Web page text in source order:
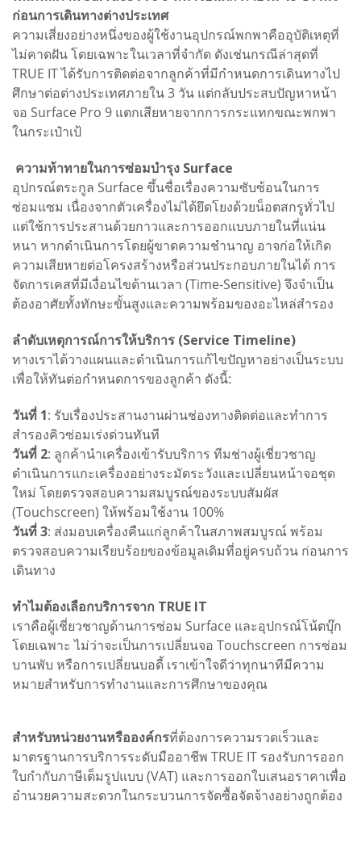
ก่อนการเดินทางต่างประเทศ
ความเสี่ยงอย่างหนึ่งของผู้ใช้งานอุปกรณ์พกพาคืออุบัติเหตุที่
ไม่คาดฝัน โดยเฉพาะในเวลาที่จำกัด ดังเช่นกรณีล่าสุดที่
TRUE IT ได้รับการติดต่อจากลูกค้าที่มีกำหนดการเดินทางไป
ศึกษาต่อต่างประเทศภายใน 3 วัน แต่กลับประสบปัญหาหน้า
จอ Surface Pro 9 แตกเสียหายจากการกระแทกขณะพกพา
ในกระเป๋าเป้
ความท้าทายในการซ่อมบำรุง Surface
อุปกรณ์ตระกูล Surface ขึ้นชื่อเรื่องความซับซ้อนในการ
ซ่อมแซม เนื่องจากตัวเครื่องไม่ได้ยึดโยงด้วยน็อตสกรูทั่วไป
แต่ใช้การประสานด้วยกาวและการออกแบบภายในที่แน่น
หนา หากดำเนินการโดยผู้ขาดความชำนาญ อาจก่อให้เกิด
ความเสียหายต่อโครงสร้างหรือส่วนประกอบภายในได้ การ
จัดการเคสที่มีเงื่อนไขด้านเวลา (Time-Sensitive) จึงจำเป็น
ต้องอาศัยทั้งทักษะขั้นสูงและความพร้อมของอะไหล่สำรอง
ลำดับเหตุการณ์การให้บริการ (Service Timeline)
ทางเราได้วางแผนและดำเนินการแก้ไขปัญหาอย่างเป็นระบบ
เพื่อให้ทันต่อกำหนดการของลูกค้า ดังนี้:
วันที่ 1: รับเรื่องประสานงานผ่านช่องทางติดต่อและทำการ
สำรองคิวซ่อมเร่งด่วนทันที
วันที่ 2: ลูกค้านำเครื่องเข้ารับบริการ ทีมช่างผู้เชี่ยวชาญ
ดำเนินการแกะเครื่องอย่างระมัดระวังและเปลี่ยนหน้าจอชุด
ใหม่ โดยตรวจสอบความสมบูรณ์ของระบบสัมผัส
(Touchscreen) ให้พร้อมใช้งาน 100%
วันที่ 3: ส่งมอบเครื่องคืนแก่ลูกค้าในสภาพสมบูรณ์ พร้อม
ตรวจสอบความเรียบร้อยของข้อมูลเดิมที่อยู่ครบถ้วน ก่อนการ
เดินทาง
ทำไมต้องเลือกบริการจาก TRUE IT
เราคือผู้เชี่ยวชาญด้านการซ่อม Surface และอุปกรณ์โน้ตบุ๊ก
โดยเฉพาะ ไม่ว่าจะเป็นการเปลี่ยนจอ Touchscreen การซ่อม
บานพับ หรือการเปลี่ยนบอดี้ เราเข้าใจดีว่าทุกนาทีมีความ
หมายสำหรับการทำงานและการศึกษาของคุณ
สำหรับหน่วยงานหรือองค์กรที่ต้องการความรวดเร็วและ
มาตรฐานการบริการระดับมืออาชีพ TRUE IT รองรับการออก
ใบกำกับภาษีเต็มรูปแบบ (VAT) และการออกใบเสนอราคาเพื่อ
อำนวยความสะดวกในกระบวนการจัดซื้อจัดจ้างอย่างถูกต้อง